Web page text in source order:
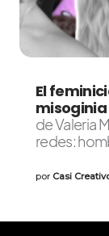
El
misoginia
de Valeria
redes:
por Casi